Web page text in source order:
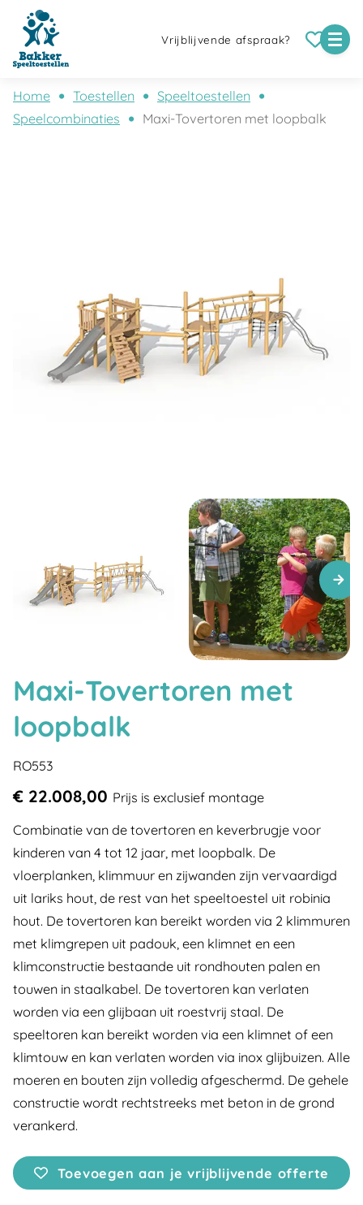
Vrijblijvende afspraak?
Home Toestellen
Speeltoestellen
Speelcombinaties
Maxi-Tovertoren met loopbalk
Maxi-Tovertoren met
loopbalk
RO553
€ 22.008,00 Prijs is exclusief montage
Combinatie van de tovertoren en keverbrugje voor
kinderen van 4 tot 12 jaar, met loopbalk. De
vloerplanken, klimmuur en zijwanden zijn vervaardigd
uit lariks hout, de rest van het speeltoestel uit robinia
hout. De tovertoren kan bereikt worden via 2 klimmuren
met klimgrepen uit padouk, een klimnet en een
klimconstructie bestaande uit rondhouten palen en
touwen in staalkabel. De tovertoren kan verlaten
worden via een glijbaan uit roestvrij staal. De
speeltoren kan bereikt worden via een klimnet of een
klimtouw en kan verlaten worden via inox glijbuizen. Alle
moeren en bouten zijn volledig afgeschermd. De gehele
constructie wordt rechtstreeks met beton in de grond
verankerd.
Toevoegen aan je vrijblijvende offerte